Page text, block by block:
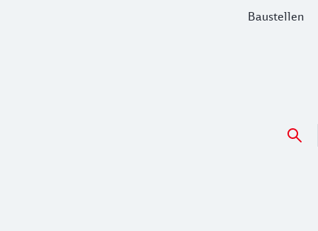
Baustellen